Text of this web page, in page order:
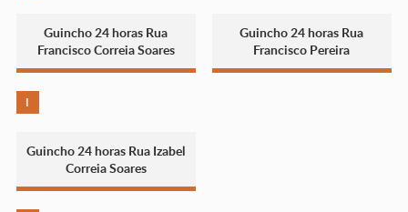
Guincho 24 horas Rua
Francisco Correia Soares
Guincho 24 horas Rua
Francisco Pereira
I
Guincho 24 horas Rua Izabel
Correia Soares